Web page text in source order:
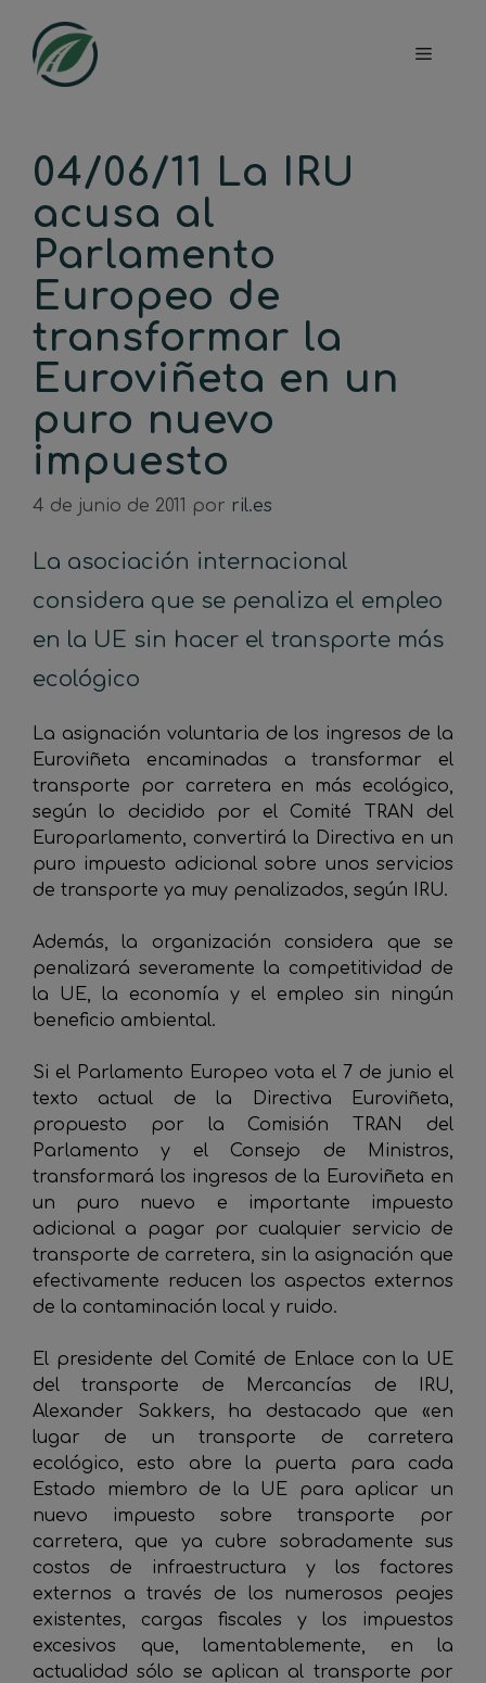
contenido
Menú
04/06/11 La IRU
acusa al
Parlamento
Europeo de
transformar la
Euroviñeta en un
puro nuevo
impuesto
4 de junio de 2011 por ril.es
La asociación internacional
considera que se penaliza el empleo
en la UE sin hacer el transporte más
ecológico
La asignación voluntaria de los ingresos de la
Euroviñeta encaminadas a transformar el
transporte por carretera en más ecológico,
según lo decidido por el Comité TRAN del
Europarlamento, convertirá la Directiva en un
puro impuesto adicional sobre unos servicios
de transporte ya muy penalizados, según IRU.
Además, la organización considera que se
penalizará severamente la competitividad de
la UE, la economía y el empleo sin ningún
beneficio ambiental.
Si el Parlamento Europeo vota el 7 de junio el
texto actual de la Directiva Euroviñeta,
propuesto por la Comisión TRAN del
Parlamento y el Consejo de Ministros,
transformará los ingresos de la Euroviñeta en
un puro nuevo e importante impuesto
adicional a pagar por cualquier servicio de
transporte de carretera, sin la asignación que
efectivamente reducen los aspectos externos
de la contaminación local y ruido.
El presidente del Comité de Enlace con la UE
del transporte de Mercancías de IRU,
Alexander Sakkers, ha destacado que «en
lugar de un transporte de carretera
ecológico, esto abre la puerta para cada
Estado miembro de la UE para aplicar un
nuevo impuesto sobre transporte por
carretera, que ya cubre sobradamente sus
costos de infraestructura y los factores
externos a través de los numerosos peajes
existentes, cargas fiscales y los impuestos
excesivos que, lamentablemente, en la
actualidad sólo se aplican al transporte por